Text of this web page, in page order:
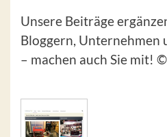
Unsere Beiträge
Bloggern, Unternehmen
– machen auch Sie mit!